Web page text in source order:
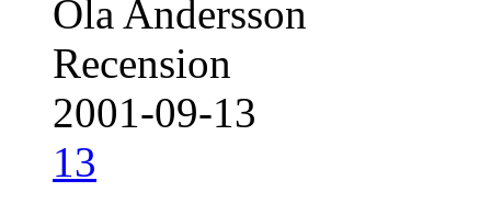
Ola Andersson
Recension
2001-09-13
13